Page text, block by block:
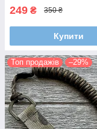
249 ₴ 350 ₴
Купити
Топ продажів –29%